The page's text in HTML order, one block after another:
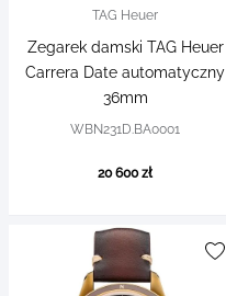
TAG Heuer
Zegarek damski TAG Heuer
Carrera Date automatyczny
36mm
WBN231D.BA0001
20 600 zł